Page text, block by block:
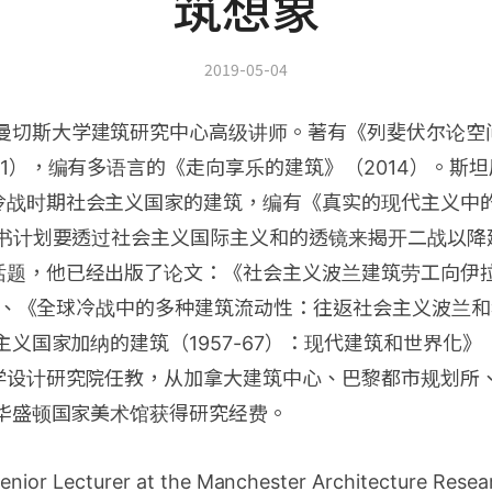
2019-05-04
切斯大学建筑研究中心高级讲师。著有《列斐伏尔论
），编有多语言的《走向享乐的建筑》（2014）。斯
时期社会主义国家的建筑，编有《真实的现代主义中
计划要透过社会主义国际主义和的透镜来揭开二战以
，他已经出版了论文：《社会主义波兰建筑劳工向伊
《全球冷战中的多种建筑流动性：往返社会主义波兰
义国家加纳的建筑（1957-67）：现代建筑和世界化》
计研究院任教，从加拿大建筑中心、巴黎都市规划所
盛顿国家美术馆获得研究经费。
Lecturer at the Manchester Architecture